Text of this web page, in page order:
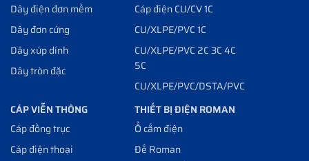
Dây điện đơn mềm
Dây đơn cứng
Dây xúp dính
Dây tròn đặc
Cáp điện CU/CV 1C
CU/XLPE/PVC 1C
CU/XLPE/PVC 2C 3C 4C
5C
CU/XLPE/PVC/DSTA/PVC
CÁP VIỄN THÔNG
Cáp đồng trục
Cáp điện thoại
THIẾT BỊ ĐIỆN ROMAN
Ổ cắm điện
Đế Roman